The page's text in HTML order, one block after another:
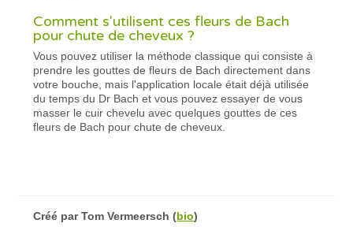
Comment s'utilisent ces fleurs de Bach
pour chute de cheveux ?
Vous pouvez utiliser la méthode classique qui consiste à
prendre les gouttes de fleurs de Bach directement dans
votre bouche, mais l'application locale était déjà utilisée
du temps du Dr Bach et vous pouvez essayer de vous
masser le cuir chevelu avec quelques gouttes de ces
fleurs de Bach pour chute de cheveux.
Créé parTom Vermeersch (bio)